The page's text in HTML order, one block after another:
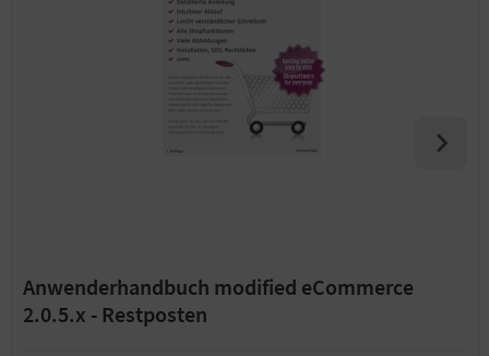
Anwenderhandbuch modified eCommerce
2.0.5.x - Restposten